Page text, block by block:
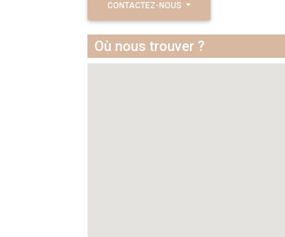
CONTACTEZ-NOUS
Où nous trouver ?